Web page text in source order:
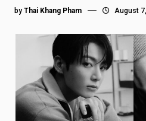
by Thai Khang Pham August